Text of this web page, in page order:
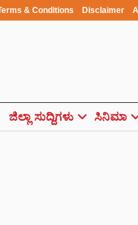
& Conditions Disclaimer
ಜಿಲ್ಲಾ ಸುದ್ದಿಗಳು ಸಿನಿಮಾ